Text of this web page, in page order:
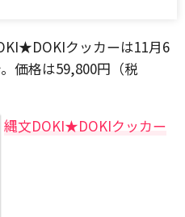
クッカーは11月6
価格は59,800円（税
縄文DOKI★DOKIクッカー